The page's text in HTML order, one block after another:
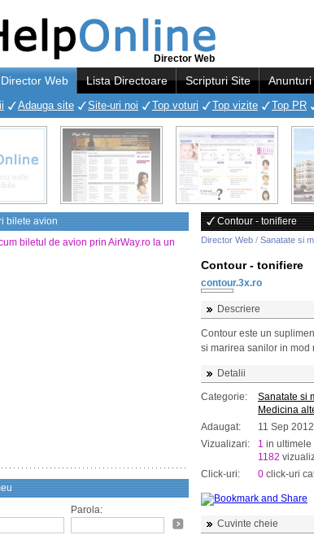
Director Web
Director Web Lista Directoare Scripturi Site Anunturi
Adauga site Site-uri noi Top voturi Top vizite Top PR
bilete avion
biletul de avion prin AirWay.ro la un
Parola:
Contour - tonifiere
Director Web / Sanatate si
Contour - tonifiere
contour.3x.ro
Descriere
Contour este un
si marirea sanilor in
Detalii
Categorie:
Sanatate si
Medicina
Adaugat:
11 Sep 2012
Vizualizari:
1 in ultimele
1182
Click-uri:
0 click-uri
Cuvinte cheie